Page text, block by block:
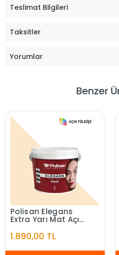
Teslimat Bilgileri
Taksitler
Yorumlar
Benzer
Polisan Elegans
Extra Yarı Mat Açık
1.890,00 TL